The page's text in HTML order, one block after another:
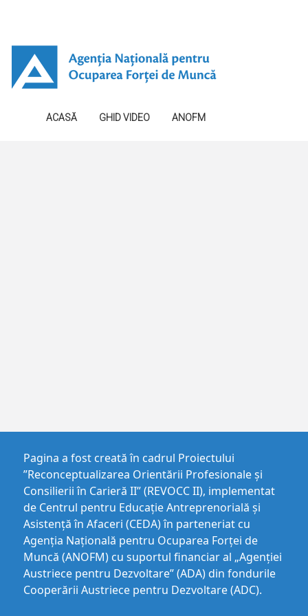
ACASĂ GHID VIDEO ANOFM
Pagina a fost creată în cadrul Proiectului
”Reconceptualizarea Orientării Profesionale și
Consilierii în Carieră II” (REVOCC II), implementat
de Centrul pentru Educaţie Antreprenorială şi
Asistenţă în Afaceri (CEDA) în parteneriat cu
Agenția Națională pentru Ocuparea Forței de
Muncă (ANOFM) cu suportul financiar al „Agenției
Austriece pentru Dezvoltare” (ADA) din fondurile
Cooperării Austriece pentru Dezvoltare (ADC).